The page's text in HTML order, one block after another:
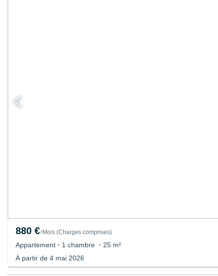
880 €/ Mois (Charges comprises)
Appartement • 1 chambre • 25 m²
À partir de 4 mai 2026